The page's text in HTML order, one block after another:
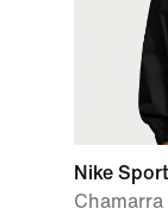
Nike